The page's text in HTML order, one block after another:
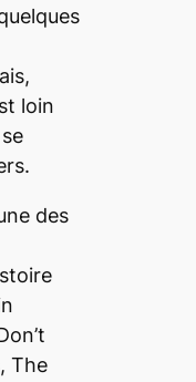
loin
des
, The